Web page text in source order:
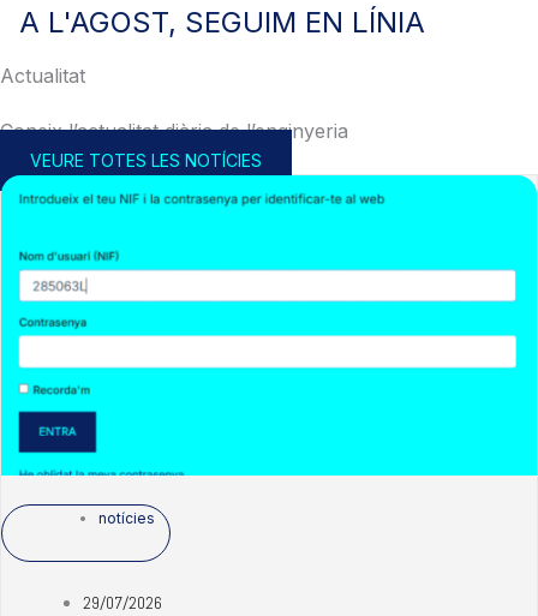
A L'AGOST, SEGUIM EN LÍNIA
Actualitat
Coneix l’actualitat diària de l’enginyeria
VEURE TOTES LES NOTÍCIES
notícies
29/07/2026